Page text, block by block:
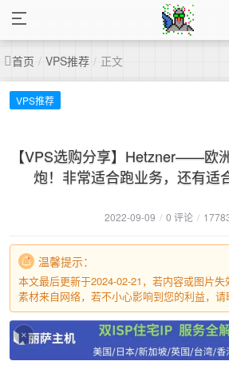
首页 / VPS推荐 / 正文
VPS推荐
【VPS选购分享】Hetzner——欧
炮！非常适合跑业务，还有适
2022-09-09 / 0 评论 /
温馨提示：
本文最后更新于2024-02-21，若内容或图片
素材来自网络，若不小心影响到您的利益，请
×